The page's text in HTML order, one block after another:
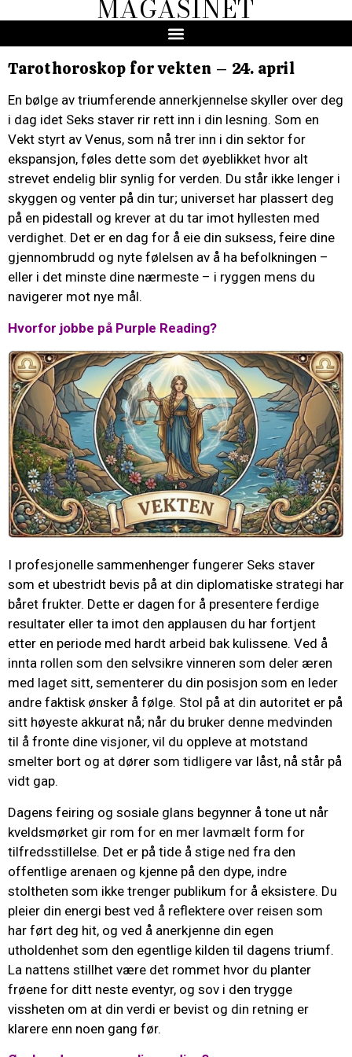
MAGASINET
Tarothoroskop for vekten – 24. april
En bølge av triumferende annerkjennelse skyller over deg
i dag idet Seks staver rir rett inn i din lesning. Som en
Vekt styrt av Venus, som nå trer inn i din sektor for
ekspansjon, føles dette som det øyeblikket hvor alt
strevet endelig blir synlig for verden. Du står ikke lenger i
skyggen og venter på din tur; universet har plassert deg
på en pidestall og krever at du tar imot hyllesten med
verdighet. Det er en dag for å eie din suksess, feire dine
gjennombrudd og nyte følelsen av å ha befolkningen –
eller i det minste dine nærmeste – i ryggen mens du
navigerer mot nye mål.
Hvorfor jobbe på Purple Reading?
I profesjonelle sammenhenger fungerer Seks staver
som et ubestridt bevis på at din diplomatiske strategi har
båret frukter. Dette er dagen for å presentere ferdige
resultater eller ta imot den applausen du har fortjent
etter en periode med hardt arbeid bak kulissene. Ved å
innta rollen som den selvsikre vinneren som deler æren
med laget sitt, sementerer du din posisjon som en leder
andre faktisk ønsker å følge. Stol på at din autoritet er på
sitt høyeste akkurat nå; når du bruker denne medvinden
til å fronte dine visjoner, vil du oppleve at motstand
smelter bort og at dører som tidligere var låst, nå står på
vidt gap.
Dagens feiring og sosiale glans begynner å tone ut når
kveldsmørket gir rom for en mer lavmælt form for
tilfredsstillelse. Det er på tide å stige ned fra den
offentlige arenaen og kjenne på den dype, indre
stoltheten som ikke trenger publikum for å eksistere. Du
pleier din energi best ved å reflektere over reisen som
har ført deg hit, og ved å anerkjenne din egen
utholdenhet som den egentlige kilden til dagens triumf.
La nattens stillhet være det rommet hvor du planter
frøene for ditt neste eventyr, og sov i den trygge
vissheten om at din verdi er bevist og din retning er
klarere enn noen gang før.